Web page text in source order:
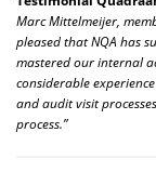
Marc Mittelmeijer,
pleased that NQA has
mastered our internal
considerable
and audit visit
process.”